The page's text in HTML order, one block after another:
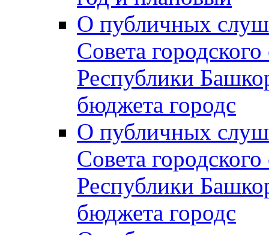
О публичных
Совета
Республики
бюджета городс
О публичных
Совета
Республики
бюджета городс